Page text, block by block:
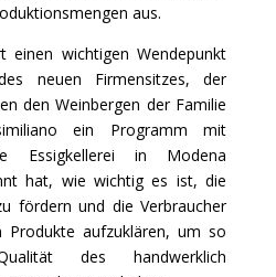
aus.
einen wichtigen Wendepunkt
neuen Firmensitzes, der
den Weinbergen der Familie
ein Programm mit
Essigkellerei in Modena
hat, wie wichtig es ist, die
fördern und die Verbraucher
Produkte aufzuklären, um so
des handwerklich